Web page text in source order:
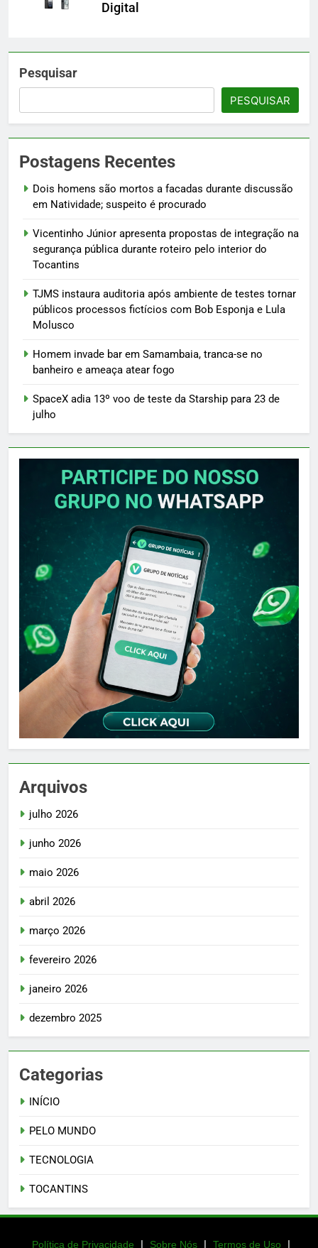
Digital
Pesquisar
PESQUISAR
Postagens Recentes
Dois homens são mortos a facadas durante discussão
em Natividade; suspeito é procurado
Vicentinho Júnior apresenta propostas de integração na
segurança pública durante roteiro pelo interior do
Tocantins
TJMS instaura auditoria após ambiente de testes tornar
públicos processos fictícios com Bob Esponja e Lula
Molusco
Homem invade bar em Samambaia, tranca-se no
banheiro e ameaça atear fogo
SpaceX adia 13º voo de teste da Starship para 23 de
julho
Arquivos
julho 2026
junho 2026
maio 2026
abril 2026
março 2026
fevereiro 2026
janeiro 2026
dezembro 2025
Categorias
INÍCIO
PELO MUNDO
TECNOLOGIA
TOCANTINS
Política de Privacidade Sobre Nós Termos de Uso